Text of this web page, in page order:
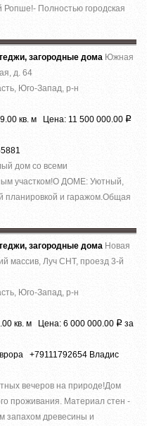
Полностью городская
загородные дома Южная
д. 64
Юго-Запад, р-н
кв. м Цена: 11 500 000.00 Р
дом со всеми
участком!О ДОМЕ: Уютный,
планировкой и гаражом.Общая
загородные дома Новая
массив, Луч СНТ, проезд 3-й
Юго-Запад, р-н
кв. м Цена: 6 000 000.00 Р за
+79111792654 Владис
вечеров на природе!Дом
проживания. Материал стен -
запахом древесины и